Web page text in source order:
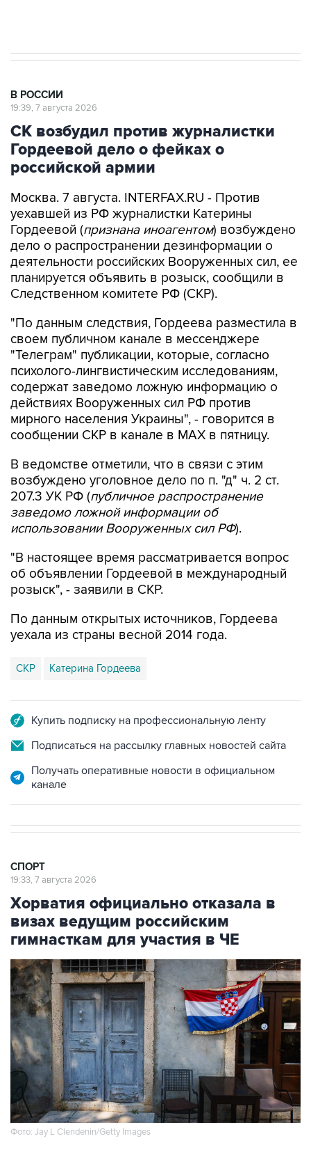
В РОССИИ
19:39, 7 августа 2026
СК возбудил против журналистки
Гордеевой дело о фейках о
российской армии
Москва. 7 августа. INTERFAX.RU - Против
уехавшей из РФ журналистки Катерины
Гордеевой (признана иноагентом) возбуждено
дело о распространении дезинформации о
деятельности российских Вооруженных сил, ее
планируется объявить в розыск, сообщили в
Следственном комитете РФ (СКР).
"По данным следствия, Гордеева разместила в
своем публичном канале в мессенджере
"Телеграм" публикации, которые, согласно
психолого-лингвистическим исследованиям,
содержат заведомо ложную информацию о
действиях Вооруженных сил РФ против
мирного населения Украины", - говорится в
сообщении СКР в канале в MAX в пятницу.
В ведомстве отметили, что в связи с этим
возбуждено уголовное дело по п. "д" ч. 2 ст.
207.3 УК РФ (публичное распространение
заведомо ложной информации об
использовании Вооруженных сил РФ).
"В настоящее время рассматривается вопрос
об объявлении Гордеевой в международный
розыск", - заявили в СКР.
По данным открытых источников, Гордеева
уехала из страны весной 2014 года.
СКР Катерина Гордеева
Купить подписку на профессиональную ленту
Подписаться на рассылку главных новостей сайта
Получать оперативные новости в официальном
канале
СПОРТ
19:33, 7 августа 2026
Хорватия официально отказала в
визах ведущим российским
гимнасткам для участия в ЧЕ
Фото: Jay L Clendenin/Getty Images